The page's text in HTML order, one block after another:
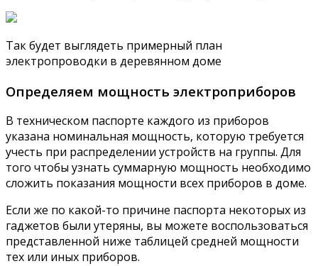
Так будет выглядеть примерный план
электропроводки в деревянном доме
Определяем мощность электроприборов
В техническом паспорте каждого из приборов
указана номинальная мощность, которую требуется
учесть при распределении устройств на группы. Для
того чтобы узнать суммарную мощность необходимо
сложить показания мощности всех приборов в доме.
Если же по какой-то причине паспорта некоторых из
гаджетов были утеряны, вы можете воспользоваться
представленной ниже таблицей средней мощности
тех или иных приборов.